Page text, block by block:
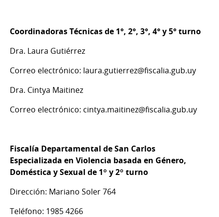
Coordinadoras Técnicas de 1°, 2°, 3°, 4° y 5° turno
Dra. Laura Gutiérrez
Correo electrónico: laura.gutierrez@fiscalia.gub.uy
Dra. Cintya Maitinez
Correo electrónico: cintya.maitinez@fiscalia.gub.uy
Fiscalía Departamental de San Carlos
Especializada en Violencia basada en Género,
Doméstica y Sexual de 1º y 2º turno
Dirección: Mariano Soler 764
Teléfono: 1985 4266